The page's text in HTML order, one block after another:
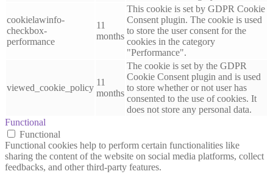
cookielawinfo-
checkbox-
performance
11
months
This cookie is set by GDPR Cookie
Consent plugin. The cookie is used
to store the user consent for the
cookies in the category
"Performance".
viewed_cookie_policy
11
months
The cookie is set by the GDPR
Cookie Consent plugin and is used
to store whether or not user has
consented to the use of cookies. It
does not store any personal data.
Functional
Functional
Functional cookies help to perform certain functionalities like
sharing the content of the website on social media platforms, collect
feedbacks, and other third-party features.